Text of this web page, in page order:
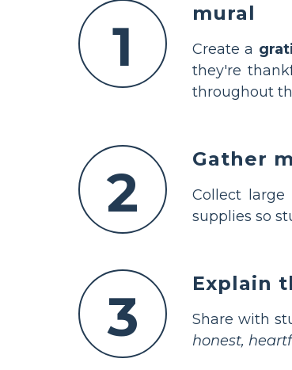
1
mural
Create a
they're
throughout
2
Gather
Collect large
supplies so
3
Explain
Share with
honest,